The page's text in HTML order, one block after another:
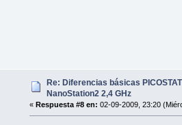
Re: Diferencias básicas
NanoStation2 2,4 GHz
« Respuesta #8 en: 02-09-2009, 23:20